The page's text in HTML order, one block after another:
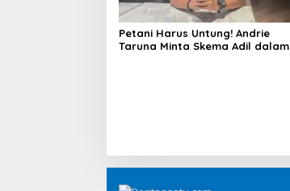
Petani Harus Untung! Andrie
Taruna Minta Skema Adil dalam